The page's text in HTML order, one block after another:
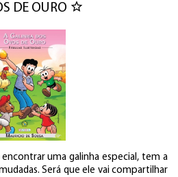
DE OURO
uma galinha especial, tem a
Será que ele vai compartilhar